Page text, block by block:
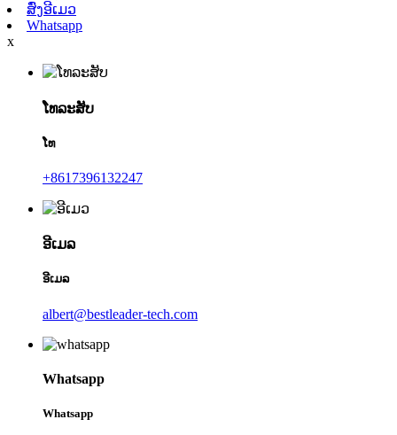
ສົ່ງອີເມວ
Whatsapp
x
ໂທລະສັບ
ໂທ
+8617396132247
ອີເມລ
ອີເມລ
albert@bestleader-tech.com
Whatsapp
Whatsapp